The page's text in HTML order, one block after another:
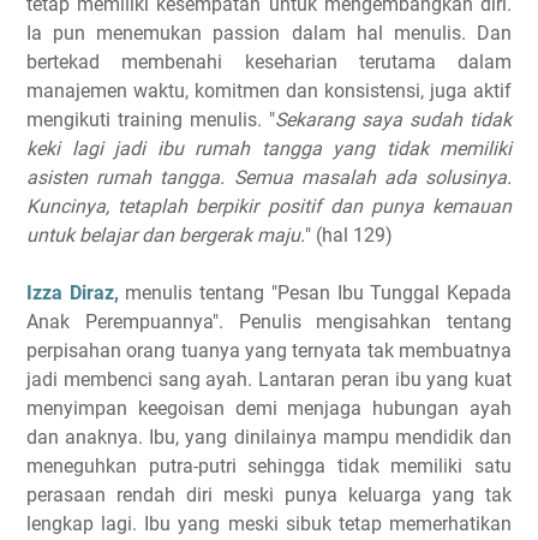
Ia pun menemukan passion dalam hal menulis. Dan
bertekad membenahi keseharian terutama dalam
manajemen waktu, komitmen dan konsistensi, juga aktif
mengikuti training menulis. "Sekarang saya sudah tidak
keki lagi jadi ibu rumah tangga yang tidak memiliki
asisten rumah tangga. Semua masalah ada solusinya.
Kuncinya, tetaplah berpikir positif dan punya kemauan
untuk belajar dan bergerak maju." (hal 129)
Izza Diraz, menulis tentang "Pesan Ibu Tunggal Kepada
Anak Perempuannya". Penulis mengisahkan tentang
perpisahan orang tuanya yang ternyata tak membuatnya
jadi membenci sang ayah. Lantaran peran ibu yang kuat
menyimpan keegoisan demi menjaga hubungan ayah
dan anaknya. Ibu, yang dinilainya mampu mendidik dan
meneguhkan putra-putri sehingga tidak memiliki satu
perasaan rendah diri meski punya keluarga yang tak
lengkap lagi. Ibu yang meski sibuk tetap memerhatikan